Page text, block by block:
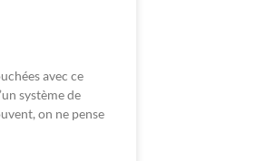
avec ce
système de
on ne pense